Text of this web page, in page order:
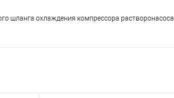
шланга охлаждения компрессора растворонасоса